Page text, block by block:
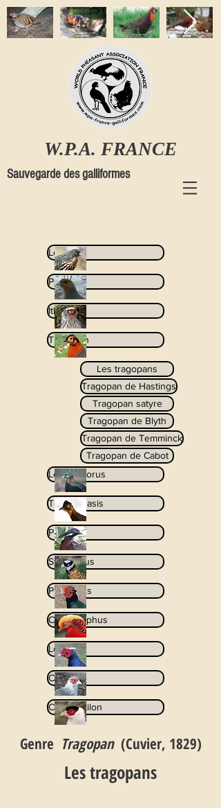
W.P.A. FRANCE
Sauvegarde des galliformes
Lerwa
Perdix
Ithaginis
Tragopan
Les tragopans
Tragopan de Hastings
Tragopan satyre
Tragopan de Blyth
Tragopan de Temminck
Tragopan de Cabot
Lophophorus
Tetraophasis
Pucrasia
Syrmaticus
Phasianus
Chrysolophus
Lophura
Catreus
Crossoptilon
Genre Tragopan(Cuvier, 1829)
Les tragopans